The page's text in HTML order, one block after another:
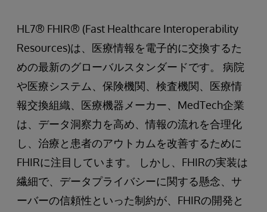
HL7® FHIR® (Fast Healthcare Interoperability
Resources)は、医療情報を電子的に交換するた
めの最新のグローバルスタンダードです。 病院
や医療システム、保険機関、検査機関、医療情
報交換組織、医療機器メーカー、MedTech企業
は、データ洞察力を高め、情報の流れを合理化
し、治療と患者のアウトカムを改善するために
FHIRに注目しています。 しかし、FHIRの実装は
繊細で、データプライバシーに関する懸念、サ
ーバーの信頼性といった制約が、FHIRの開発と